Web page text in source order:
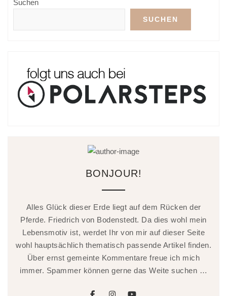
Suchen
SUCHEN
BONJOUR!
Alles Glück dieser Erde liegt auf dem Rücken der
Pferde. Friedrich von Bodenstedt. Da dies wohl mein
Lebensmotiv ist, werdet Ihr von mir auf dieser Seite
wohl hauptsächlich thematisch passende Artikel finden.
Über ernst gemeinte Kommentare freue ich mich
immer. Spammer können gerne das Weite suchen …